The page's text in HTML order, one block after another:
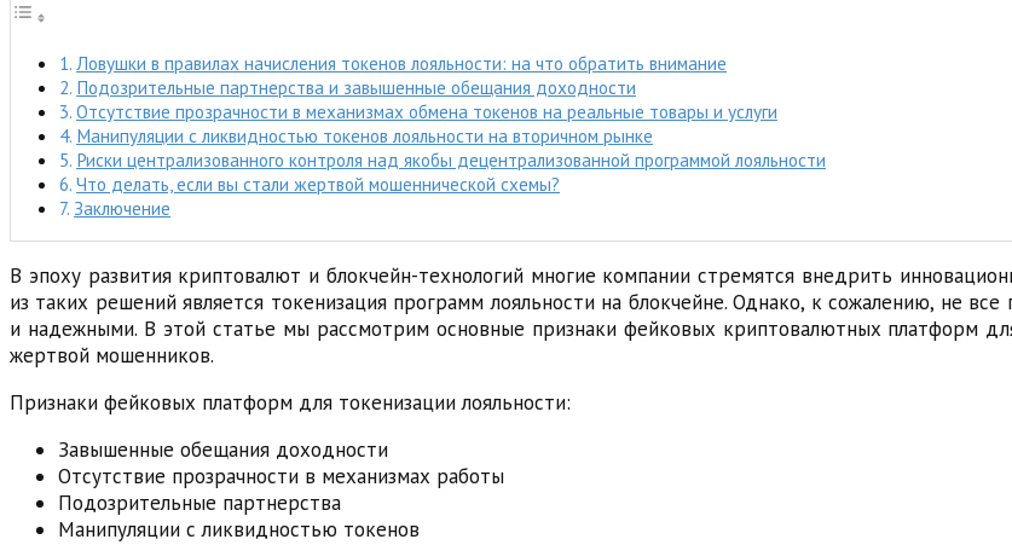
Ловушки в правилах начисления токенов лояльности: на что обратить внимание
Подозрительные партнерства и завышенные обещания доходности
Отсутствие прозрачности в механизмах обмена токенов на реальные товары и услуги
Манипуляции с ликвидностью токенов лояльности на вторичном рынке
Риски централизованного контроля над якобы децентрализованной программой лояльности
Что делать, если вы стали жертвой мошеннической схемы?
Заключение
В эпоху развития криптовалют и блокчейн-технологий многие компании стремятся внедрить
из таких решений является токенизация программ лояльности на блокчейне. Однако, к сожалению, не
и надежными. В этой статье мы рассмотрим основные признаки фейковых криптовалютных платформ
жертвой мошенников.
Признаки фейковых платформ для токенизации лояльности:
Завышенные обещания доходности
Отсутствие прозрачности в механизмах работы
Подозрительные партнерства
Манипуляции с ликвидностью токенов